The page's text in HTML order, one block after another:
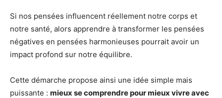
Si nos pensées influencent réellement notre corps et
notre santé, alors apprendre à transformer les pensées
négatives en pensées harmonieuses pourrait avoir un
impact profond sur notre équilibre.
Cette démarche propose ainsi une idée simple mais
puissante : mieux se comprendre pour mieux vivre avec